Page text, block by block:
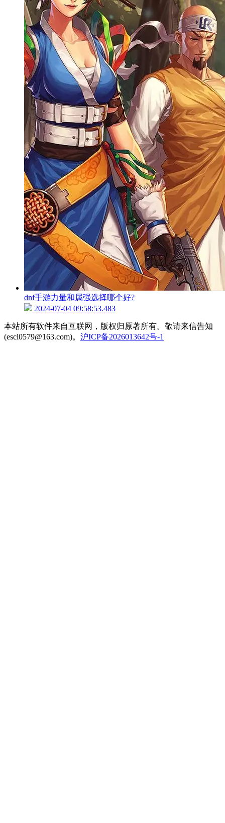
dnf手游力量和属强选择哪个好?
2024-07-04 09:58:53.483
本站所有软件来自互联网，版权归原著所有。敬请来信告知
(escl0579@163.com)。 沪ICP备2026013642号-1